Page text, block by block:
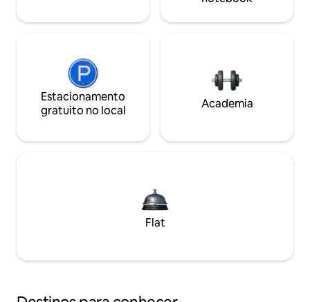
Estacionamento
gratuito no local
Academia
Flat